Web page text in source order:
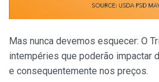
Mas nunca devemos esquecer: O
intempéries que poderão impactar
e consequentemente nos preços.